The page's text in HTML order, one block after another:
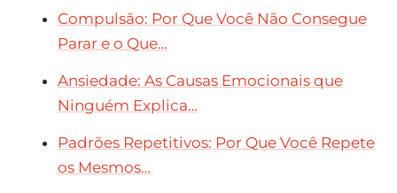
Compulsão: Por Que Você Não Consegue
Parar e o Que…
Ansiedade: As Causas Emocionais que
Ninguém Explica…
Padrões Repetitivos: Por Que Você Repete
os Mesmos…